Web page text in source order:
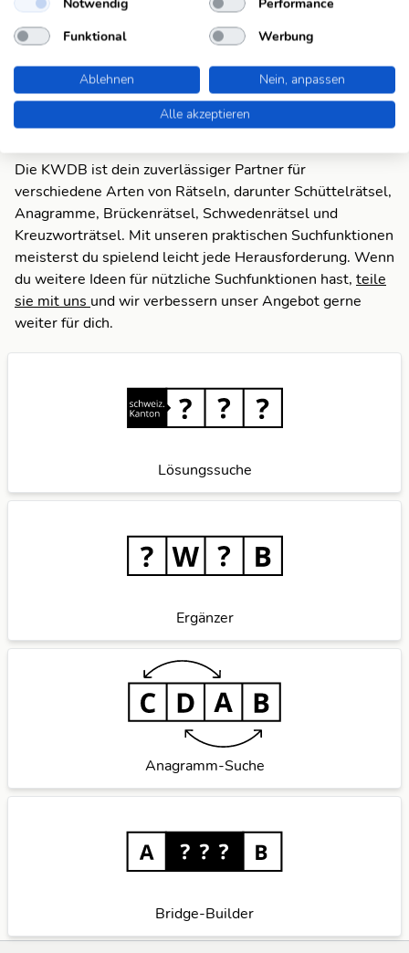
verschlossen unnahbar (8)
zurückhaltend unnahbar (8)
Die KWDB ist dein zuverlässiger Partner für
verschiedene Arten von Rätseln, darunter Schüttelrätsel,
Anagramme, Brückenrätsel, Schwedenrätsel und
Kreuzworträtsel. Mit unseren praktischen Suchfunktionen
meisterst du spielend leicht jede Herausforderung. Wenn
du weitere Ideen für nützliche Suchfunktionen hast, teile
sie mit uns und wir verbessern unser Angebot gerne
weiter für dich.
Lösungssuche
Ergänzer
Anagramm-Suche
Bridge-Builder
Funktional
Werbung
Ablehnen
Nein, anpassen
Alle akzeptieren